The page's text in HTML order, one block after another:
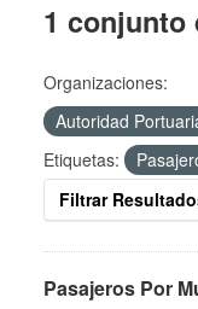
1 conjunto
Organizaciones:
Autoridad
Etiquetas:
Filtrar
Pasajeros Por